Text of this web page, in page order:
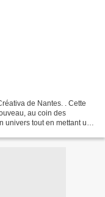
de Nantes. . Cette
au coin des
tout en mettant une